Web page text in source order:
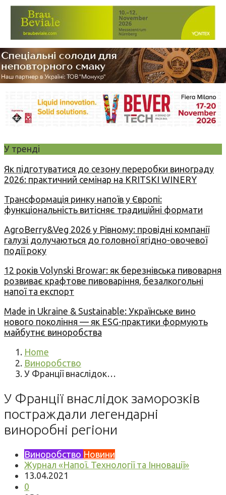
У тренді
Як підготуватися до сезону переробки винограду
2026: практичний семінар на KRITSKI WINERY
Трансформація ринку напоїв у Європі:
функціональність витісняє традиційні формати
AgroBerry&Veg 2026 у Рівному: провідні компанії
галузі долучаються до головної ягідно-овочевої
події року
12 років Volynski Browar: як березнівська пивоварня
розвиває крафтове пивоваріння, безалкогольні
напої та експорт
Made in Ukraine & Sustainable: Українське вино
нового покоління — як ESG-практики формують
майбутнє виноробства
Home
Виноробство
У Франції внаслідок…
У Франції внаслідок заморозків
постраждали легендарні
виноробні регіони
Виноробство Новини
Журнал «Напої. Технології та Інновації»
13.04.2021
0